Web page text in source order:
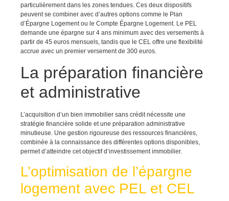
particulièrement dans les zones tendues. Ces deux dispositifs
peuvent se combiner avec d’autres options comme le Plan
d’Épargne Logement ou le Compte Épargne Logement. Le PEL
demande une épargne sur 4 ans minimum avec des versements à
partir de 45 euros mensuels, tandis que le CEL offre une flexibilité
accrue avec un premier versement de 300 euros.
La préparation financière
et administrative
L’acquisition d’un bien immobilier sans crédit nécessite une
stratégie financière solide et une préparation administrative
minutieuse. Une gestion rigoureuse des ressources financières,
combinée à la connaissance des différentes options disponibles,
permet d’atteindre cet objectif d’investissement immobilier.
L’optimisation de l’épargne
logement avec PEL et CEL